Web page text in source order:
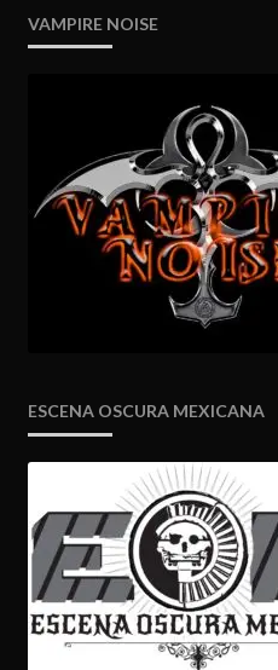
VAMPIRE NOISE
ESCENA OSCURA MEXICANA